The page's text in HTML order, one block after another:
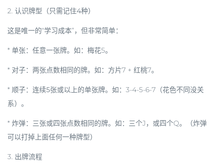
2. 认识牌型（只需记住4种）
这是唯一的“学习成本”，但非常简单：
* 单张：任意一张牌。如：梅花5。
* 对子：两张点数相同的牌。如：方片7 + 红桃7。
* 顺子： 连续5张或以上的单张牌。如：3-4-5-6-7（花色不同没关
系）。
* 炸弹： 三张或四张点数相同的牌。如：三个J，或四个Q。（炸弹
可以打掉上面任何一种牌型）
3. 出牌流程